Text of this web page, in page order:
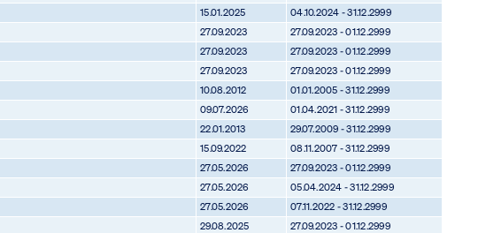
15.01.2025
04.10.2024 - 31.12.2999
27.09.2023
27.09.2023 - 01.12.2999
27.09.2023
27.09.2023 - 01.12.2999
27.09.2023
27.09.2023 - 01.12.2999
10.08.2012
01.01.2005 - 31.12.2999
09.07.2026
01.04.2021 - 31.12.2999
22.01.2013
29.07.2009 - 31.12.2999
15.09.2022
08.11.2007 - 31.12.2999
27.05.2026
27.09.2023 - 01.12.2999
27.05.2026
05.04.2024 - 31.12.2999
27.05.2026
07.11.2022 - 31.12.2999
29.08.2025
27.09.2023 - 01.12.2999